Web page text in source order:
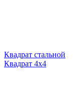
Квадрат стальной
Квадрат 4х4